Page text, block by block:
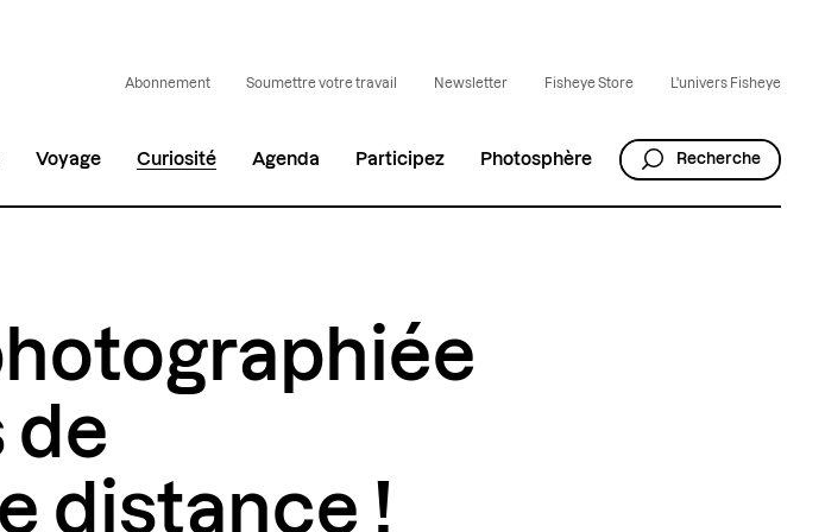
Abonnement Soumettre votre travail Newsletter Fisheye Store L'univers Fisheye
Voyage Curiosité Agenda Participez Photosphère Recherche
de
distance !